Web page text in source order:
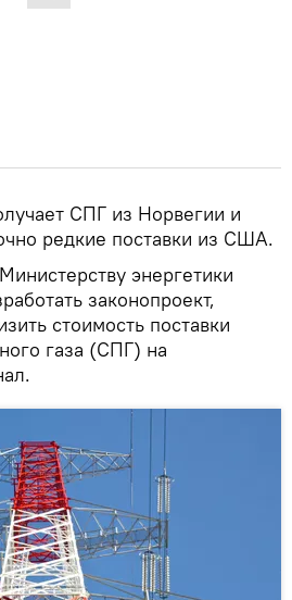
СПГ из Норвегии и
редкие поставки из США.
энергетики
законопроект,
стоимость поставки
газа (СПГ) на